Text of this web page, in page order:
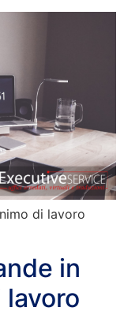
di lavoro
in